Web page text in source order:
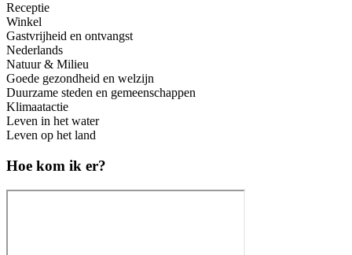
Receptie
Winkel
Gastvrijheid en ontvangst
Nederlands
Natuur & Milieu
Goede gezondheid en welzijn
Duurzame steden en gemeenschappen
Klimaatactie
Leven in het water
Leven op het land
Hoe kom ik er?